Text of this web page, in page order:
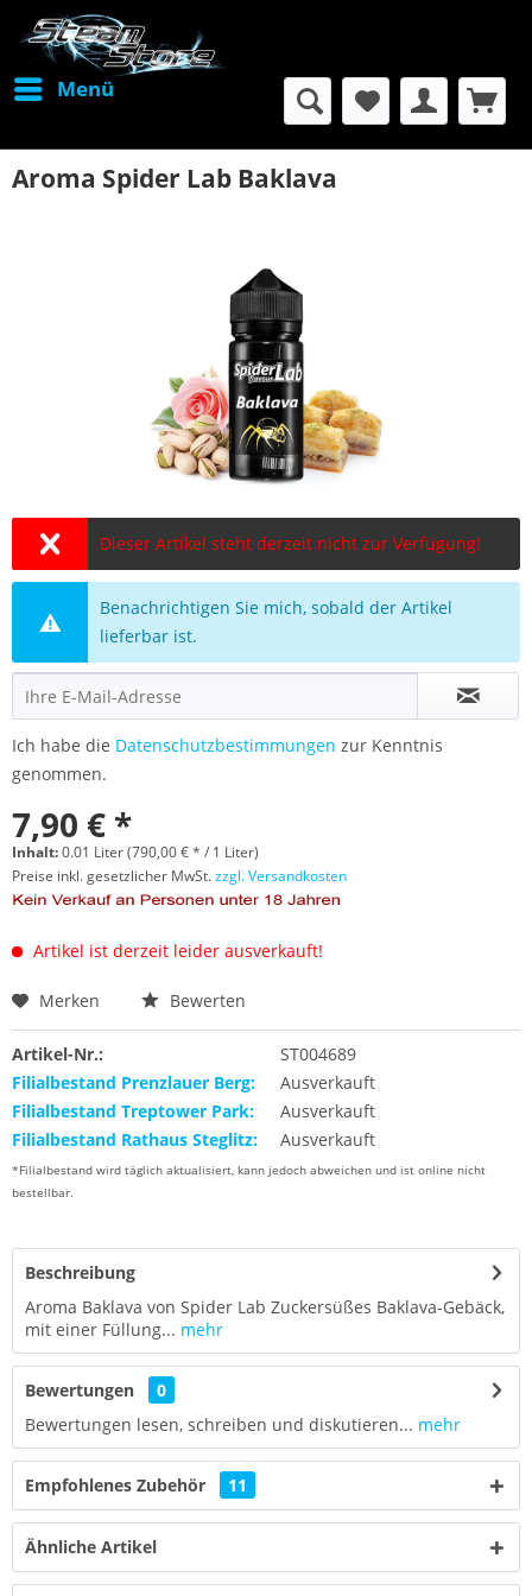
Menü
Aroma Spider Lab Baklava
Dieser Artikel steht derzeit nicht zur Verfügung!
Benachrichtigen Sie mich, sobald der Artikel
lieferbar ist.
Ich habe die Datenschutzbestimmungen zur Kenntnis
genommen.
7,90 € *
Inhalt:0.01 Liter (790,00 € * / 1 Liter)
Preise inkl. gesetzlicher MwSt.zzgl. Versandkosten
Artikel ist derzeit leider ausverkauft!
Merken Bewerten
Artikel-Nr.:
ST004689
Filialbestand Prenzlauer Berg:
Ausverkauft
Filialbestand Treptower Park:
Ausverkauft
Filialbestand Rathaus Steglitz:
Ausverkauft
*Filialbestand wird täglich aktualisiert, kann jedoch abweichen und ist online nicht
bestellbar.
Beschreibung
Aroma Baklava von Spider Lab Zuckersüßes Baklava-Gebäck,
mit einer Füllung... mehr
Bewertungen
0
Bewertungen lesen, schreiben und diskutieren... mehr
Empfohlenes Zubehör 11
Ähnliche Artikel